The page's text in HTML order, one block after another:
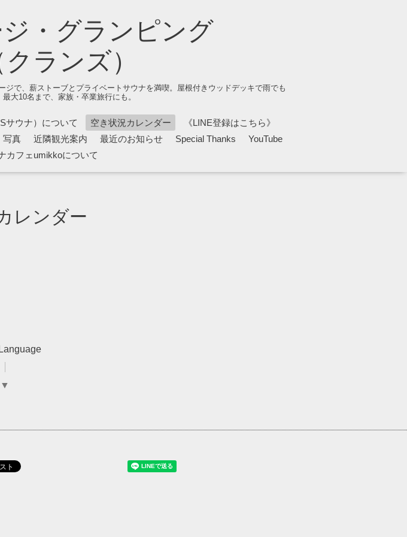
・グランピング
ランズ）
で、薪ストーブとプライベートサウナを満喫。屋根付きウッドデッキで雨でも
大10名まで、家族・卒業旅行にも。
サウナ）について 空き状況カレンダー
《LINE登録はこちら》
写真 近隣観光案内 最近のお知らせ Special Thanks
YouTube
カフェumikkoについて
レンダー
▼